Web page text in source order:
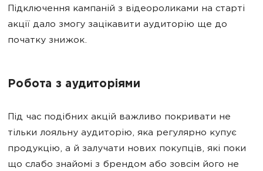
Підключення кампаній з відеороликами на старті
акції дало змогу зацікавити аудиторію ще до
початку знижок.
Робота з аудиторіями
Під час подібних акцій важливо покривати не
тільки лояльну аудиторію, яка регулярно купує
продукцію, а й залучати нових покупців, які поки
що слабо знайомі з брендом або зовсім його не